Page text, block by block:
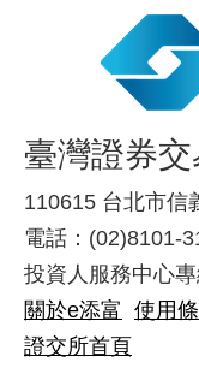
臺灣證券
110615 台北市信
電話：(02)8101-
投資人服務中心
關於e添富 使用
證交所首頁